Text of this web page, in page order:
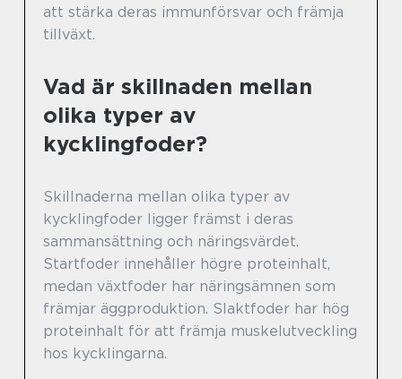
att stärka deras immunförsvar och främja
tillväxt.
Vad är skillnaden mellan
olika typer av
kycklingfoder?
Skillnaderna mellan olika typer av
kycklingfoder ligger främst i deras
sammansättning och näringsvärdet.
Startfoder innehåller högre proteinhalt,
medan växtfoder har näringsämnen som
främjar äggproduktion. Slaktfoder har hög
proteinhalt för att främja muskelutveckling
hos kycklingarna.